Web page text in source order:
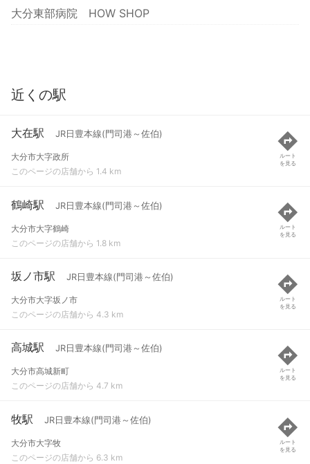
大分東部病院 HOW SHOP
近くの駅
大在駅 JR日豊本線(門司港～佐伯)
大分市大字政所
このページの店舗から 1.4 km
ルート
を見る
鶴崎駅 JR日豊本線(門司港～佐伯)
大分市大字鶴崎
このページの店舗から 1.8 km
ルート
を見る
坂ノ市駅 JR日豊本線(門司港～佐伯)
大分市大字坂ノ市
このページの店舗から 4.3 km
ルート
を見る
高城駅 JR日豊本線(門司港～佐伯)
大分市高城新町
このページの店舗から 4.7 km
ルート
を見る
牧駅 JR日豊本線(門司港～佐伯)
大分市大字牧
このページの店舗から 6.3 km
ルート
を見る